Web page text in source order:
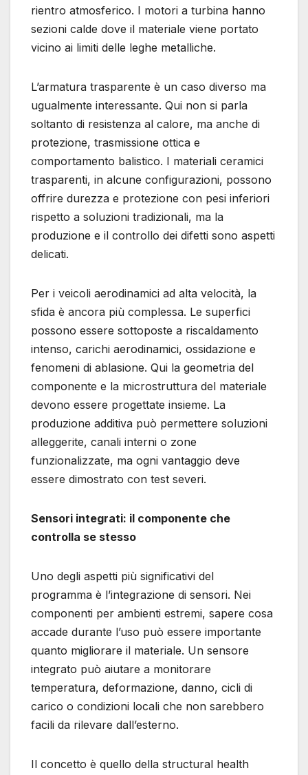
rientro atmosferico. I motori a turbina hanno
sezioni calde dove il materiale viene portato
vicino ai limiti delle leghe metalliche.
L’armatura trasparente è un caso diverso ma
ugualmente interessante. Qui non si parla
soltanto di resistenza al calore, ma anche di
protezione, trasmissione ottica e
comportamento balistico. I materiali ceramici
trasparenti, in alcune configurazioni, possono
offrire durezza e protezione con pesi inferiori
rispetto a soluzioni tradizionali, ma la
produzione e il controllo dei difetti sono aspetti
delicati.
Per i veicoli aerodinamici ad alta velocità, la
sfida è ancora più complessa. Le superfici
possono essere sottoposte a riscaldamento
intenso, carichi aerodinamici, ossidazione e
fenomeni di ablasione. Qui la geometria del
componente e la microstruttura del materiale
devono essere progettate insieme. La
produzione additiva può permettere soluzioni
alleggerite, canali interni o zone
funzionalizzate, ma ogni vantaggio deve
essere dimostrato con test severi.
Sensori integrati: il componente che
controlla se stesso
Uno degli aspetti più significativi del
programma è l’integrazione di sensori. Nei
componenti per ambienti estremi, sapere cosa
accade durante l’uso può essere importante
quanto migliorare il materiale. Un sensore
integrato può aiutare a monitorare
temperatura, deformazione, danno, cicli di
carico o condizioni locali che non sarebbero
facili da rilevare dall’esterno.
Il concetto è quello della structural health